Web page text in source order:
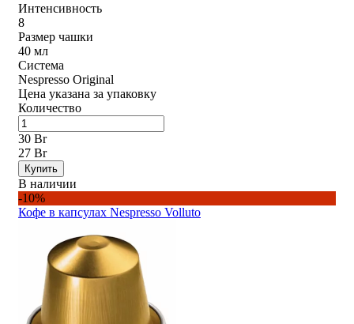
Интенсивность
8
Размер чашки
40 мл
Система
Nespresso Original
Цена указана за упаковку
Количество
30 Br
27 Br
Купить
В наличии
-10%
Кофе в капсулах Nespresso Volluto